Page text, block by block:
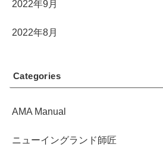
2022年9月
2022年8月
Categories
AMA Manual
ニューイングランド師匠